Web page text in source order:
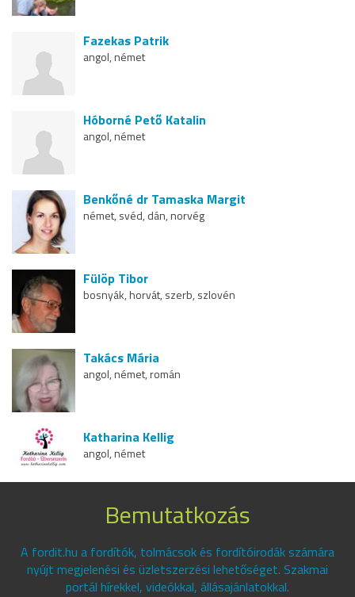
Fazekas Patrik
angol, német
Hóborné Pető Katalin
angol, német
Benkőné dr Tamaska Margit
német, svéd, dán, norvég
Fülöp Tibor
bosnyák, horvát, szerb, szlovén
Takács Mária
angol, német, román
Katharina Kellig
angol, német
Bemutatkozás
A fordit.hu a fordítók, tolmácsok és fordítóirodák számára
nyújt megjelenési és üzletszerzési lehetőséget. Szakmai
portál hírekkel, videókkal, állásajánlatokkal.